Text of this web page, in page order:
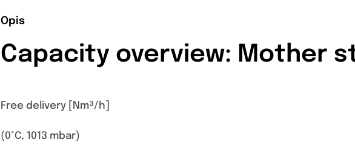
Opis
Capacity overview: Mother
Free delivery [Nm³/h]
(0°C, 1013 mbar)